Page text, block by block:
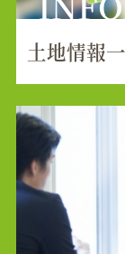
土地情報